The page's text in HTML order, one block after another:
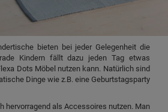
bieten bei jeder Gelegenheit die
Kindern fällt dazu jeden Tag etwas
Dots Möbel nutzen kann. Natürlich sind
Dinge wie z.B. eine Geburtstagsparty
hervorragend als Accessoires nutzen. Man